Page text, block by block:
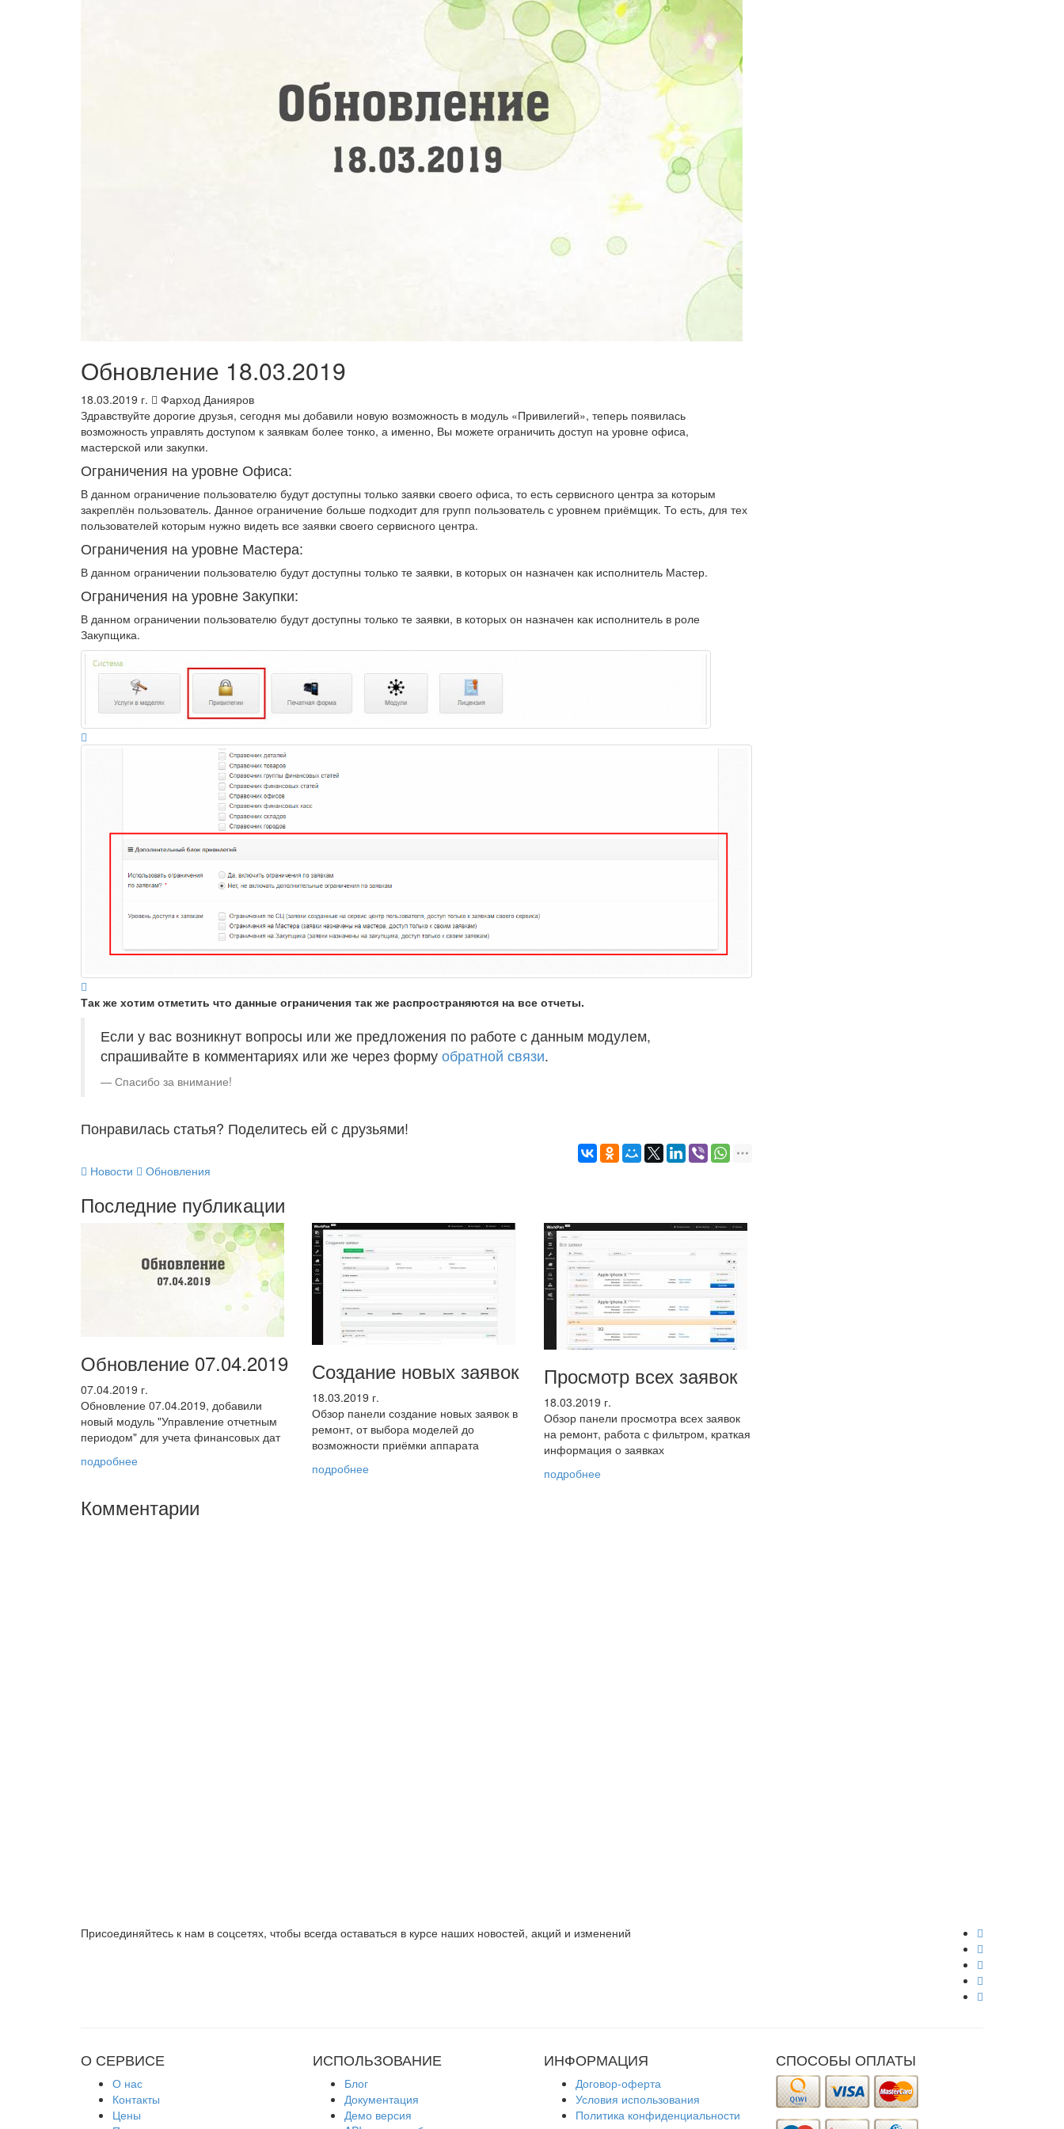
Обновление 18.03.2019
18.03.2019 г.
Фарход Данияров
Здравствуйте дорогие друзья, сегодня мы добавили новую возможность в модуль «Привилегий», теперь появилась
возможность управлять доступом к заявкам более тонко, а именно, Вы можете ограничить доступ на уровне офиса,
мастерской или закупки.
Ограничения на уровне Офиса:
В данном ограничение пользователю будут доступны только заявки своего офиса, то есть сервисного центра за которым
закреплён пользователь. Данное ограничение больше подходит для групп пользователь с уровнем приёмщик. То есть, для тех
пользователей которым нужно видеть все заявки своего сервисного центра.
Ограничения на уровне Мастера:
В данном ограничении пользователю будут доступны только те заявки, в которых он назначен как исполнитель Мастер.
Ограничения на уровне Закупки:
В данном ограничении пользователю будут доступны только те заявки, в которых он назначен как исполнитель в роле
Закупщика.
Так же хотим отметить что данные ограничения так же распространяются на все отчеты.
Если у вас возникнут вопросы или же предложения по работе с данным модулем,
спрашивайте в комментариях или же через форму обратной связи.
Спасибо за внимание!
Понравилась статья? Поделитесь ей с друзьями!
Новости Обновления
Последние публикации
Обновление 07.04.2019
07.04.2019 г.
Обновление 07.04.2019, добавили
новый модуль "Управление отчетным
периодом" для учета финансовых дат
подробнее
Создание новых заявок
18.03.2019 г.
Обзор панели создание новых заявок в
ремонт, от выбора моделей до
возможности приёмки аппарата
подробнее
Просмотр всех заявок
18.03.2019 г.
Обзор панели просмотра всех заявок
на ремонт, работа с фильтром, краткая
информация о заявках
подробнее
Комментарии
Присоединяйтесь к нам в соцсетях, чтобы всегда оставаться в курсе наших новостей, акций и изменений
О СЕРВИСЕ
О нас
Контакты
Цены
ИСПОЛЬЗОВАНИЕ
Блог
Документация
Демо версия
ИНФОРМАЦИЯ
Договор-оферта
Условия использования
Политика конфиденциальности
СПОСОБЫ ОПЛАТЫ